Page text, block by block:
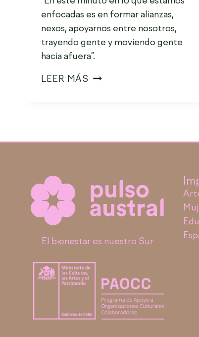
enfocadas es en formar alianzas,
nexos, apoyarnos entre nosotros,
trayendo gente y moviendo gente
hacia afuera”.
LEER MÁS
El bienestar es nuestro Sur